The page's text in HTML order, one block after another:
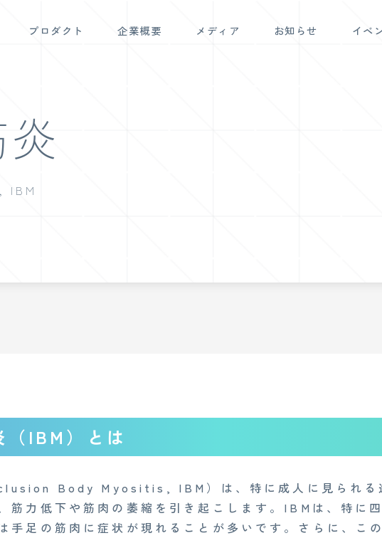
プロダクト 企業概要 メディア お知らせ イベ
IBM
（IBM）とは
Body Myositis, IBM）は、特に成人に見られる
筋力低下や筋肉の萎縮を引き起こします。IBMは、特に
手足の筋肉に症状が現れることが多いです。さらに、こ